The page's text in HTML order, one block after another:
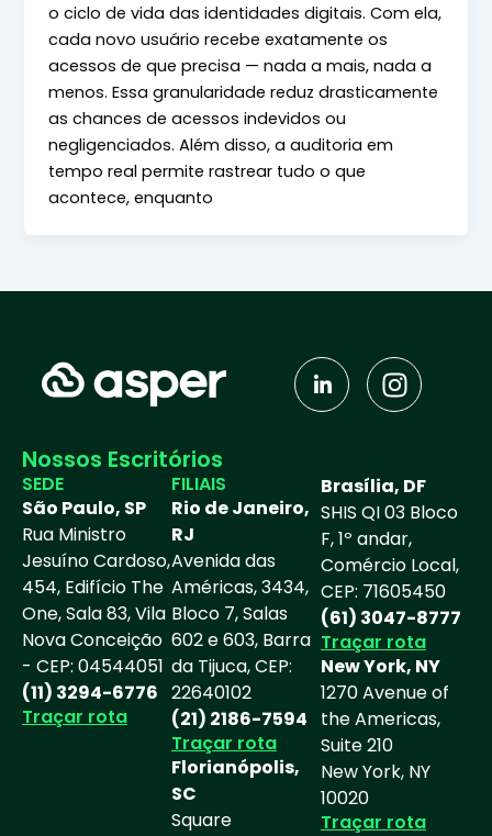
o ciclo de vida das identidades digitais. Com ela,
cada novo usuário recebe exatamente os
acessos de que precisa — nada a mais, nada a
menos. Essa granularidade reduz drasticamente
as chances de acessos indevidos ou
negligenciados. Além disso, a auditoria em
tempo real permite rastrear tudo o que
acontece, enquanto
J
k
i
l
i
n
k
e
d
i
n
-
i
n
I
n
s
a
g
r
a
m
Nossos Escritórios
SEDE
São Paulo, SP
Rua Ministro
Jesuíno Cardoso,
454, Edifício The
One, Sala 83, Vila
Nova Conceição
- CEP: 04544051
(11) 3294-6776
Traçar rota
FILIAIS
Rio de Janeiro,
RJ
Avenida das
Américas, 3434,
Bloco 7, Salas
602 e 603, Barra
da Tijuca, CEP:
22640102
(21) 2186-7594
Traçar rota
Florianópolis,
SC
Square
Brasília, DF
SHIS QI 03 Bloco
F, 1º andar,
Comércio Local,
CEP: 71605450
(61) 3047-8777
Traçar rota
New York, NY
1270 Avenue of
the Americas,
Suite 210
New York, NY
10020
Traçar rota